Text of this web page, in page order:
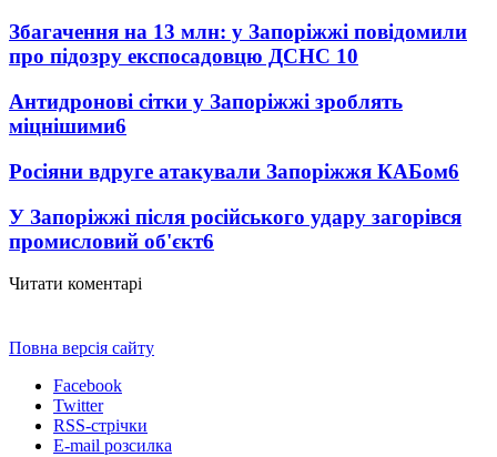
Збагачення на 13 млн: у Запоріжжі повідомили
про підозру експосадовцю ДСНС 10
Антидронові сітки у Запоріжжі зроблять
міцнішими6
Росіяни вдруге атакували Запоріжжя КАБом6
У Запоріжжі після російського удару загорівся
промисловий об'єкт6
Читати коментарі
Повна версія сайту
Facebook
Twitter
RSS-стрічки
E-mail розсилка